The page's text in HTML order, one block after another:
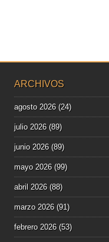
ARCHIVOS
agosto 2026(24)
julio 2026(89)
junio 2026(89)
mayo 2026(99)
abril 2026(88)
marzo 2026(91)
febrero 2026(53)